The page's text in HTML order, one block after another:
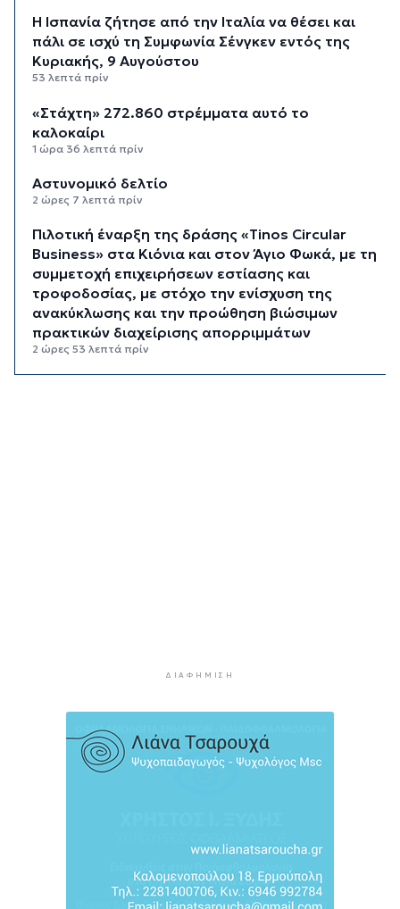
H Ισπανία ζήτησε από την Ιταλία να θέσει και
πάλι σε ισχύ τη Συμφωνία Σένγκεν εντός της
Κυριακής, 9 Αυγούστου
53 λεπτά πρίν
«Στάχτη» 272.860 στρέμματα αυτό το
καλοκαίρι
1 ώρα 36 λεπτά πρίν
Αστυνομικό δελτίο
2 ώρες 7 λεπτά πρίν
Πιλοτική έναρξη της δράσης «Tinos Circular
Business» στα Κιόνια και στον Άγιο Φωκά, με τη
συμμετοχή επιχειρήσεων εστίασης και
τροφοδοσίας, με στόχο την ενίσχυση της
ανακύκλωσης και την προώθηση βιώσιμων
πρακτικών διαχείρισης απορριμμάτων
2 ώρες 53 λεπτά πρίν
Γονικές παροχές: Πότε μπορεί να θεωρηθούν
δωρεές και να φορολογηθούν
ΔΙΑΦΉΜΙΣΗ